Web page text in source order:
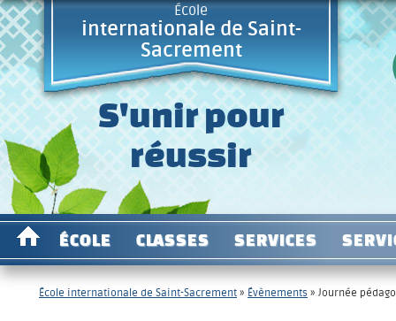
École
internationale de Saint-
Sacrement
S'unir pour
réussir
ÉCOLE CLASSES SERVICES
École internationale de Saint-Sacrement » Évènements » Journée